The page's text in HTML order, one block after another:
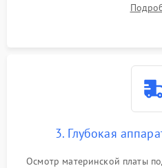
высохшей термопасты
3. Глубокая
Осмотр материнской платы